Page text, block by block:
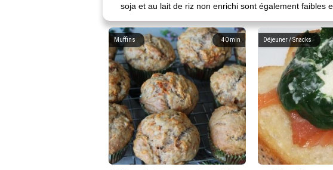
soja et au lait de riz non enrichi sont également faibles
40 min
Muffins Déjeuner / Snacks